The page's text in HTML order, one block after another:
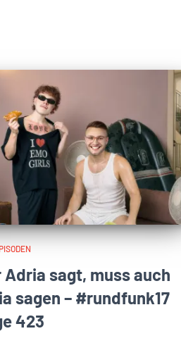
Adria sagt, muss auch
sagen – #rundfunk17
423